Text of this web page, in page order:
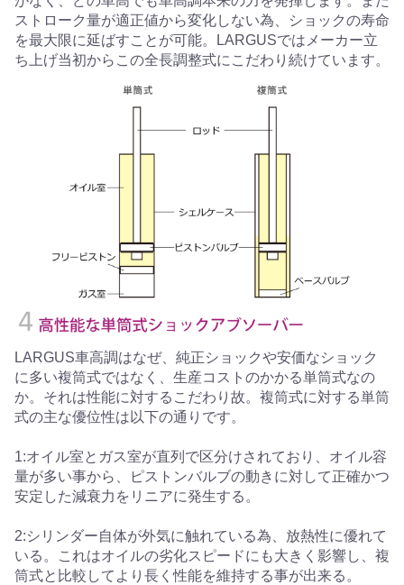
ストローク量が適正値から変化しない為、ショックの寿命
を最大限に延ばすことが可能。LARGUSではメーカー立
ち上げ当初からこの全長調整式にこだわり続けています。
LARGUS車高調はなぜ、純正ショックや安価なショック
に多い複筒式ではなく、生産コストのかかる単筒式なの
か。それは性能に対するこだわり故。複筒式に対する単筒
式の主な優位性は以下の通りです。
1:オイル室とガス室が直列で区分けされており、オイル容
量が多い事から、ピストンバルブの動きに対して正確かつ
安定した減衰力をリニアに発生する。
2:シリンダー自体が外気に触れている為、放熱性に優れて
いる。これはオイルの劣化スピードにも大きく影響し、複
筒式と比較してより長く性能を維持する事が出来る。